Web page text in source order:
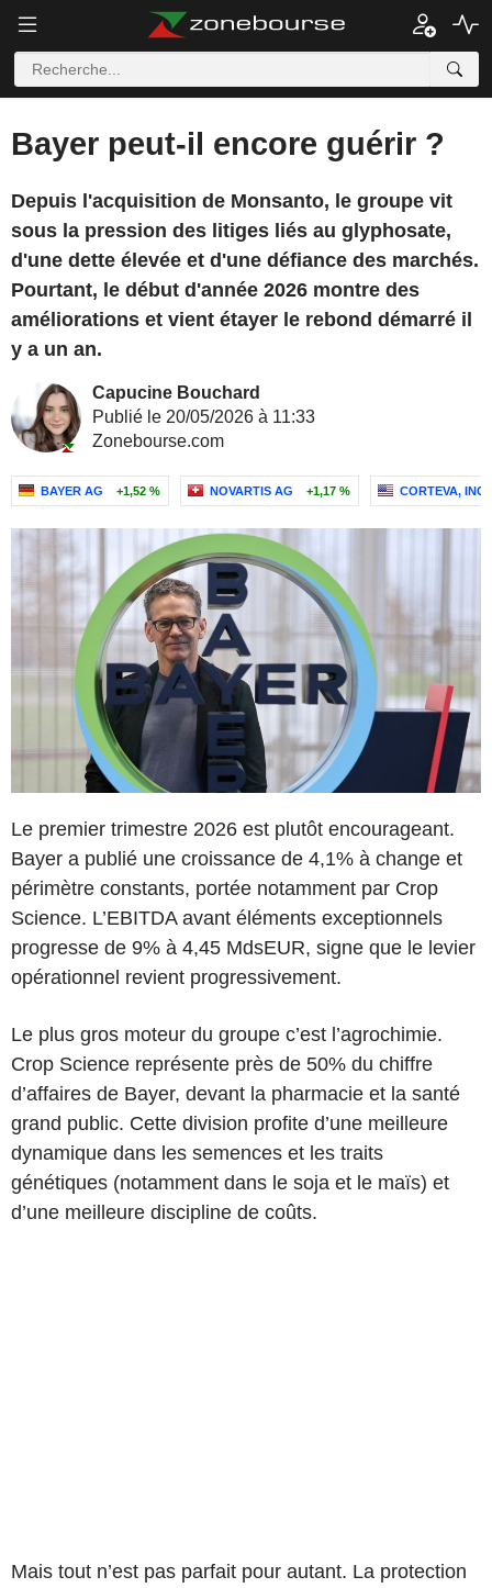
Bayer peut-il encore guérir ?
Depuis l'acquisition de Monsanto, le groupe vit
sous la pression des litiges liés au glyphosate,
d'une dette élevée et d'une défiance des marchés.
Pourtant, le début d'année 2026 montre des
améliorations et vient étayer le rebond démarré il
y a un an.
Capucine Bouchard
Publié le 20/05/2026 à 11:33
Zonebourse.com
BAYER AG +1,52 % NOVARTIS AG +1,17 % CORTEVA, INC.
Le premier trimestre 2026 est plutôt encourageant.
Bayer a publié une croissance de 4,1% à change et
périmètre constants, portée notamment par Crop
Science. L’EBITDA avant éléments exceptionnels
progresse de 9% à 4,45 MdsEUR, signe que le levier
opérationnel revient progressivement.
Le plus gros moteur du groupe c’est l’agrochimie.
Crop Science représente près de 50% du chiffre
d’affaires de Bayer, devant la pharmacie et la santé
grand public. Cette division profite d’une meilleure
dynamique dans les semences et les traits
génétiques (notamment dans le soja et le maïs) et
d’une meilleure discipline de coûts.
Mais tout n’est pas parfait pour autant. La protection